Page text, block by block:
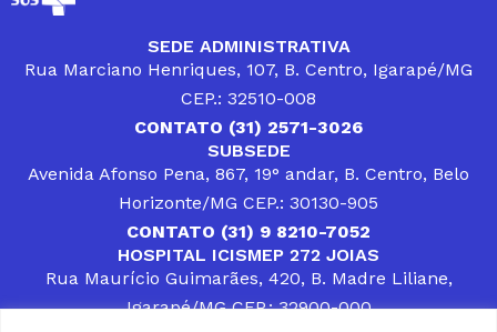
SEDE ADMINISTRATIVA
Rua Marciano Henriques, 107, B. Centro, Igarapé/MG
CEP.: 32510-008
CONTATO (31) 2571-3026
SUBSEDE
Avenida Afonso Pena, 867, 19° andar, B. Centro, Belo
Horizonte/MG CEP.: 30130-905
CONTATO (31) 9 8210-7052
HOSPITAL ICISMEP 272 JOIAS
Rua Maurício Guimarães, 420, B. Madre Liliane,
Igarapé/MG CEP.: 32900-000